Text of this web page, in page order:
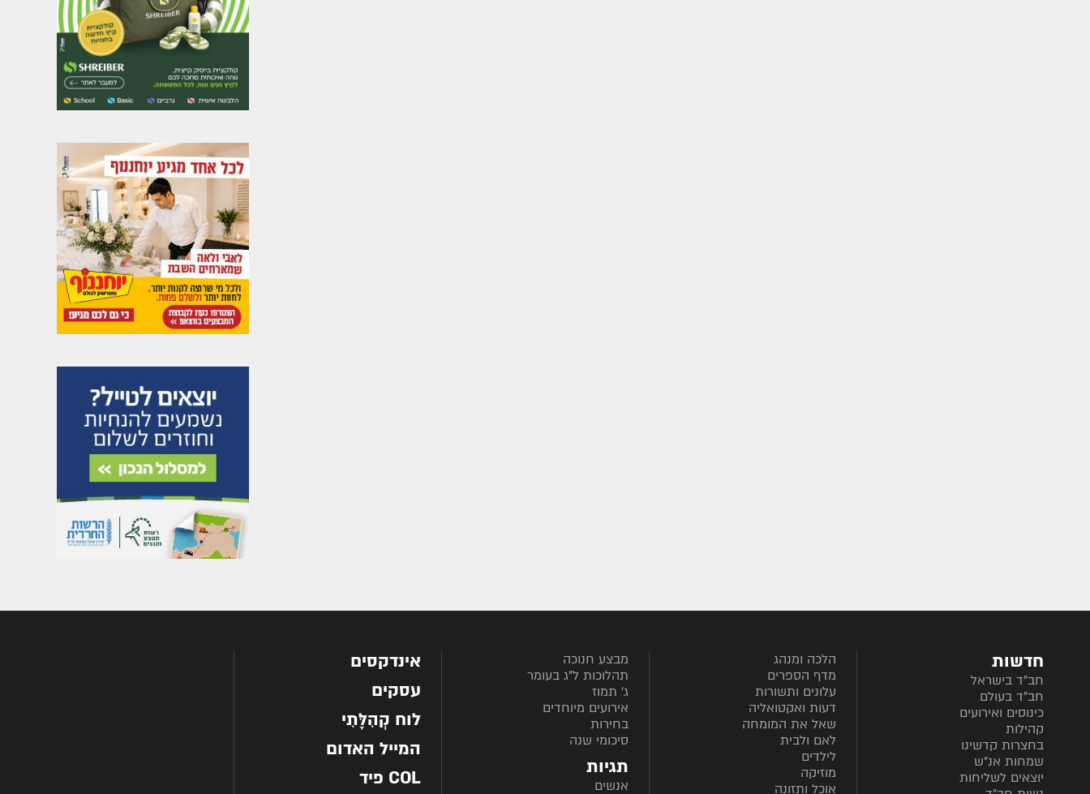
חדשות
חב”ד בישראל
חב”ד בעולם
כינוסים ואירועים
קהילות
בחצרות קדשינו
שמחות אנ"ש
יוצאים לשליחות
הלכה ומנהג
מדף הספרים
עלונים ותשורות
דעות ואקטואליה
שאל את המומחה
לאם ולבית
לילדים
מוזיקה
אוכל ותזונה
מבצע חנוכה
תהלוכות ל"ג בעומר
ג' תמוז
אירועים מיוחדים
בחירות
סיכומי שנה
תגיות
אנשים
אינדקסים
עסקים
לוח קְהִלָּתִי
המייל האדום
COL פיד